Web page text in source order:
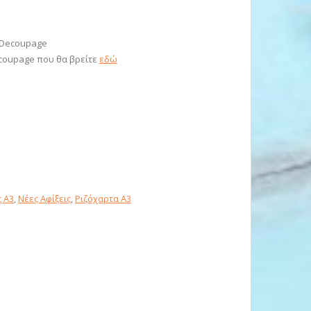
που θα βρείτε εδώ
Α3,Νέες Αφίξεις,Ριζόχαρτα A3